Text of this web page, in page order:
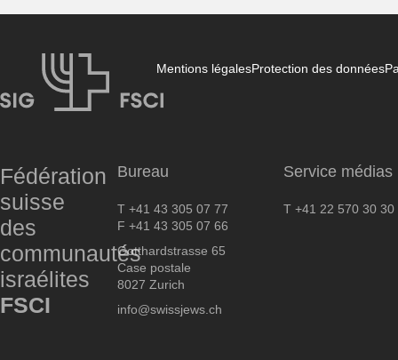
Mentions légalesProtection des données
Fédération
suisse
des
communautés
israélites
FSCI
Bureau
T +41 43 305 07 77
F +41 43 305 07 66
Gotthardstrasse 65
Case postale
8027 Zurich
info@swissjews.ch
Service médias
T +41 22 570 30 30